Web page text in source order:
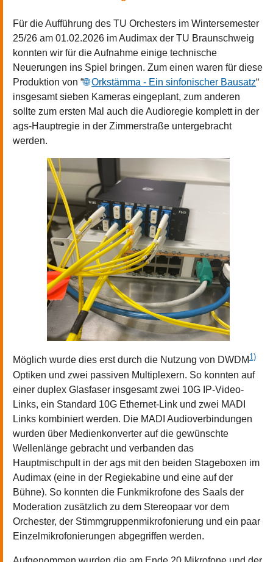
Für die Aufführung des TU Orchesters im Wintersemester
25/26 am 01.02.2026 im Audimax der TU Braunschweig
konnten wir für die Aufnahme einige technische
Neuerungen ins Spiel bringen. Zum einen waren für diese
Produktion von “
Orkstämma - Ein sinfonischer Bausatz“
insgesamt sieben Kameras eingeplant, zum anderen
sollte zum ersten Mal auch die Audioregie komplett in der
ags-Hauptregie in der Zimmerstraße untergebracht
werden.
Möglich wurde dies erst durch die Nutzung von DWDM 1)
Optiken und zwei passiven Multiplexern. So konnten auf
einer duplex Glasfaser insgesamt zwei 10G IP-Video-
Links, ein Standard 10G Ethernet-Link und zwei MADI
Links kombiniert werden. Die MADI Audioverbindungen
wurden über Medienkonverter auf die gewünschte
Wellenlänge gebracht und verbanden das
Hauptmischpult in der ags mit den beiden Stageboxen im
Audimax (eine in der Regiekabine und eine auf der
Bühne). So konnten die Funkmikrofone des Saals der
Moderation zusätzlich zu dem Stereopaar vor dem
Orchester, der Stimmgruppenmikrofonierung und ein paar
Einzelmikrofonierungen abgegriffen werden.